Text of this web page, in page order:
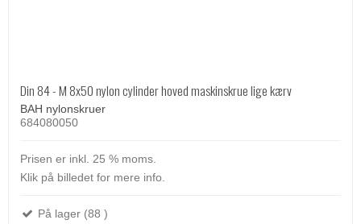
Din 84 - M 8x50 nylon cylinder hoved maskinskrue lige kærv
BAH nylonskruer
684080050
Prisen er inkl. 25 % moms.
Klik på billedet for mere info.
På lager (88 )